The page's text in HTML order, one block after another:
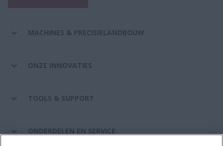
MACHINES & PRECISIELANDBOUW
ONZE INNOVATIES
TOOLS & SUPPORT
ONDERDELEN EN SERVICE